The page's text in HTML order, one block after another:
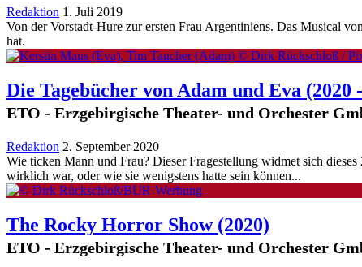
Redaktion 1. Juli 2019
Von der Vorstadt-Hure zur ersten Frau Argentiniens. Das Musical
hat.
Die Tagebücher von Adam und Eva (2020
ETO - Erzgebirgische Theater- und Orchester
Redaktion 2. September 2020
Wie ticken Mann und Frau? Dieser Fragestellung widmet sich
wirklich war, oder wie sie wenigstens hatte sein können...
The Rocky Horror Show (2020)
ETO - Erzgebirgische Theater- und Orchester